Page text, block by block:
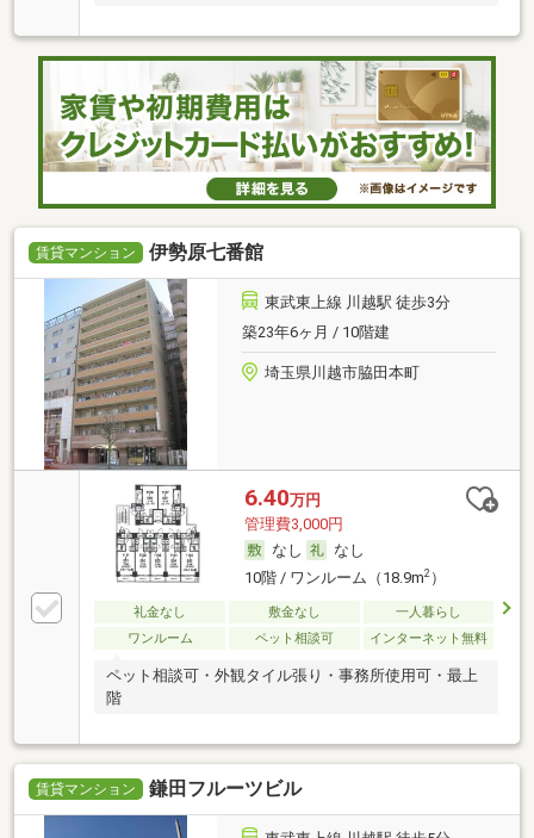
賃貸マンション 伊勢原七番館
東武東上線 川越駅 徒歩3分
築23年6ヶ月 / 10階建
埼玉県川越市脇田本町
6.40万円
管理費3,000円
なし
なし
10階 / ワンルーム（18.9m2）
礼金なし 敷金なし
一人暮らし
ワンルーム
ペット相談可 インターネット無料
ペット相談可・外観タイル張り・事務所使用可・最上
階
賃貸マンション 鎌田フルーツビル